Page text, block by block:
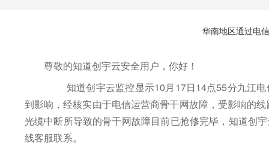
华南地区通过电
尊敬的知道创宇云安全用户，你好！
知道创宇云监控显示10月17日14点55分九江电
到影响，经核实由于电信运营商骨干网故障，受影响的
光缆中断所导致的骨干网故障目前已抢修完毕，知道创
线客服联系。